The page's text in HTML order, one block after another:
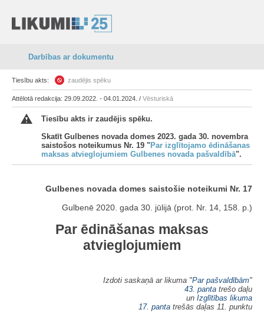
Darbības ar dokumentu
Tiesību akts: zaudējis spēku
Attēlotā redakcija: 29.09.2022. - 04.01.2024. / Vēsturiskā
Tiesību akts ir zaudējis spēku.
Skatīt Gulbenes novada domes 2023. gada 30. novembra
saistošos noteikumus Nr. 19 "Par izglītojamo ēdināšanas
maksas atvieglojumiem Gulbenes novada pašvaldībā".
Gulbenes novada domes saistošie noteikumi Nr. 17
Gulbenē 2020. gada 30. jūlijā (prot. Nr. 14, 158. p.)
Par ēdināšanas maksas
atvieglojumiem
Izdoti saskaņā ar likuma "Par pašvaldībām"
43. panta trešo daļu
un Izglītības likuma
17. panta trešās daļas 11. punktu